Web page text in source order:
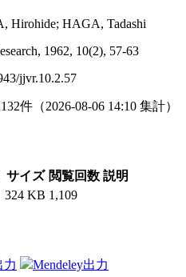
Hirohide; HAGA, Tadashi
1962, 10(2), 57-63
jjvr.10.2.57
件 （2026-08-06 14:10 集計）
サイズ 閲覧回数 説明
324 KB 1,109
力 Mendeley出力